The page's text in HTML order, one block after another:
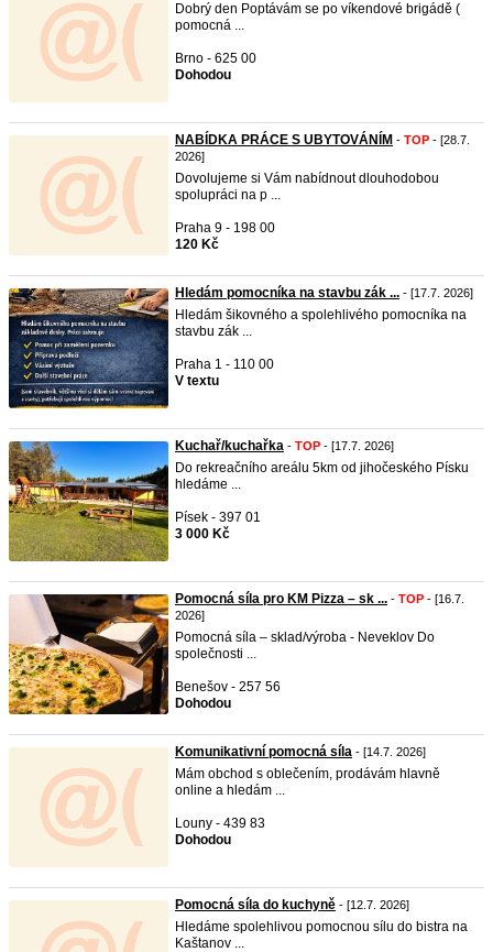
Dobrý den Poptávám se po víkendové brigádě (
pomocná ...
Brno - 625 00
Dohodou
NABÍDKA PRÁCE S UBYTOVÁNÍM - TOP - [28.7.
2026]
Dovolujeme si Vám nabídnout dlouhodobou
spolupráci na p ...
Praha 9 - 198 00
120 Kč
Hledám pomocníka na stavbu zák ... - [17.7. 2026]
Hledám šikovného a spolehlivého pomocníka na
stavbu zák ...
Praha 1 - 110 00
V textu
Kuchař/kuchařka - TOP - [17.7. 2026]
Do rekreačního areálu 5km od jihočeského Písku
hledáme ...
Písek - 397 01
3 000 Kč
Pomocná síla pro KM Pizza – sk ... - TOP - [16.7.
2026]
Pomocná síla – sklad/výroba - Neveklov Do
společnosti ...
Benešov - 257 56
Dohodou
Komunikativní pomocná síla - [14.7. 2026]
Mám obchod s oblečením, prodávám hlavně
online a hledám ...
Louny - 439 83
Dohodou
Pomocná síla do kuchyně - [12.7. 2026]
Hledáme spolehlivou pomocnou sílu do bistra na
Kaštanov ...